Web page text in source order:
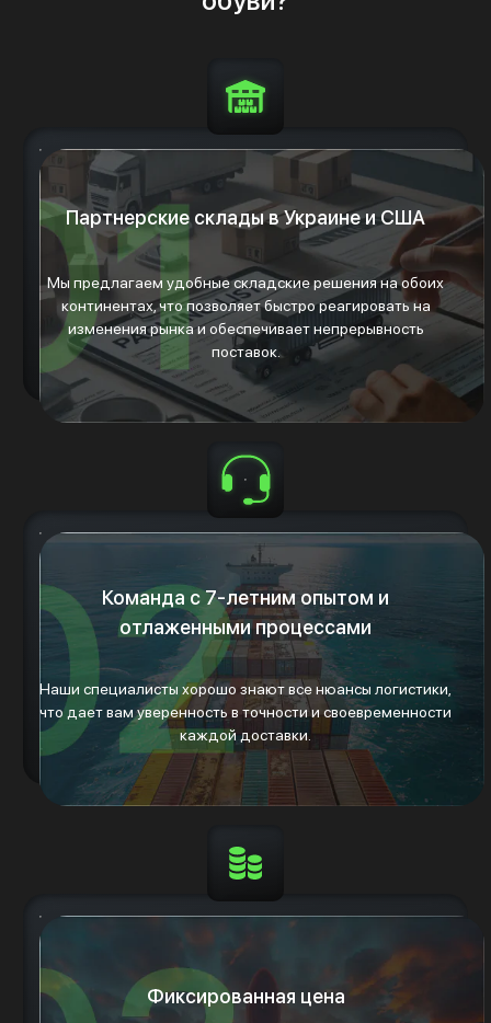
Партнерские склады в Украине и США
Мы предлагаем удобные складские решения на обоих
континентах, что позволяет быстро реагировать на
изменения рынка и обеспечивает непрерывность
поставок.
Команда с 7-летним опытом и
отлаженными процессами
Наши специалисты хорошо знают все нюансы логистики,
что дает вам уверенность в точности и своевременности
каждой доставки.
Фиксированная цена